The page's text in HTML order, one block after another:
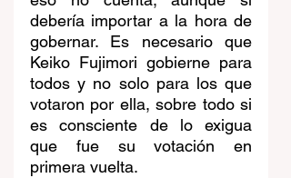
debería importar a la hora de
gobernar. Es necesario que
Keiko Fujimori gobierne para
todos y no solo para los que
votaron por ella, sobre todo si
es consciente de lo exigua
que fue su votación en
primera vuelta.